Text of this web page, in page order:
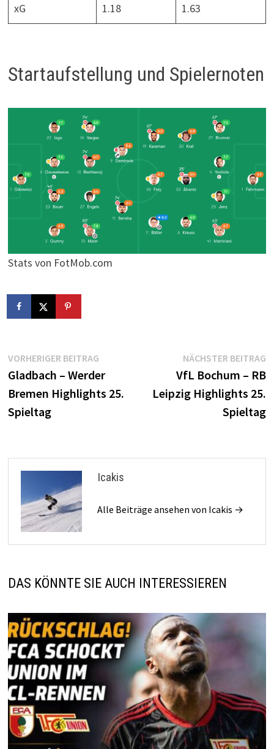
xG 1.18 1.63
Startaufstellung und Spielernoten
Stats von FotMob.com
Beitragsnavigation
VORHERIGER BEITRAGVorheriger
Beitrag:
Gladbach – Werder
Bremen Highlights 25.
Spieltag
NÄCHSTER BEITRAG
VfL Bochum – RB
Leipzig Highlights 25.
Spieltag
Icakis
Alle Beiträge ansehen von Icakis →
DAS KÖNNTE SIE AUCH INTERESSIEREN